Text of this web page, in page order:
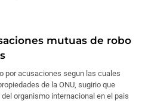
mutuas de robo
por acusaciones segun las cuales
de la ONU, sugirio que
organismo internacional en el pais